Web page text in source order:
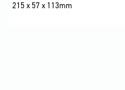
215 x 57 x 113mm